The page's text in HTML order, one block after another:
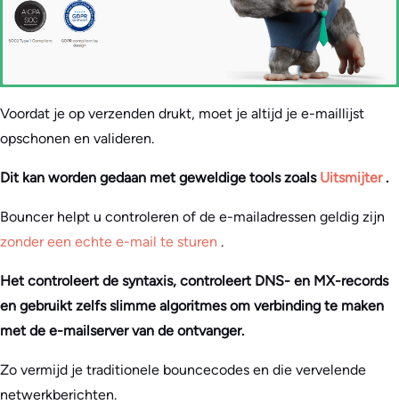
Voordat je op verzenden drukt, moet je altijd je e-maillijst
opschonen en valideren.
Dit kan worden gedaan met geweldige tools zoals Uitsmijter.
Bouncer helpt u controleren of de e-mailadressen geldig zijn
zonder een echte e-mail te sturen .
Het controleert de syntaxis, controleert DNS- en MX-records
en gebruikt zelfs slimme algoritmes om verbinding te maken
met de e-mailserver van de ontvanger.
Zo vermijd je traditionele bouncecodes en die vervelende
netwerkberichten.